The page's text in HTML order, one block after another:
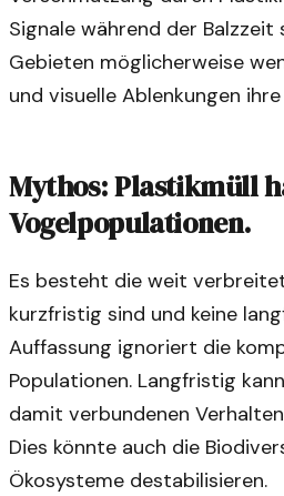
Signale während der
Gebieten möglicherweise
und visuelle Ablenkungen
Mythos: Plastikmüll
Vogelpopulationen.
Es besteht die weit
kurzfristig sind und keine
Auffassung ignoriert die
Populationen. Langfristig
damit verbundenen
Dies könnte auch die
Ökosysteme destabilisieren.